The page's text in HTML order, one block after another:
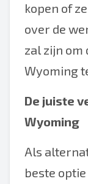
kopen of
over de
zal zijn
Wyoming
De juiste
Wyoming
Als
beste